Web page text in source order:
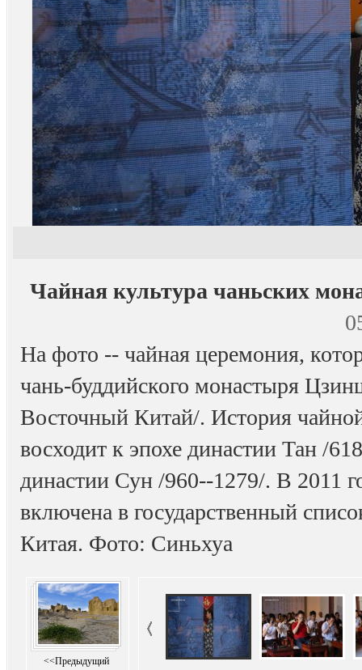
Чайная культура чаньских
На фото -- чайная церемония,
чань-буддийского монастыря
Восточный Китай/. История
восходит к эпохе династии Тан /
династии Сун /960--1279/. В 2011
включена в государственный
Китая. Фото: Синьхуа
<<Предыдущий